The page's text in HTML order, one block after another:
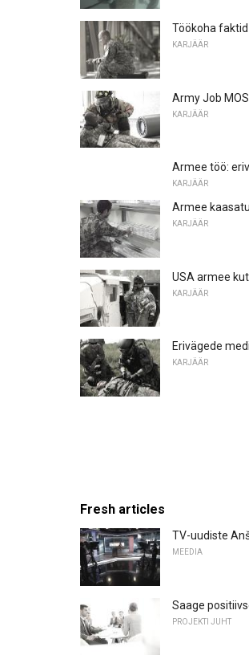
Töökoha
KARJÄÄR
Army Job
KARJÄÄR
Armee töö:
KARJÄÄR
Armee
KARJÄÄR
USA armee
KARJÄÄR
Erivägede
KARJÄÄR
Fresh articles
TV-uudiste
MEEDIA
Saage
PROJEKTI JUHT